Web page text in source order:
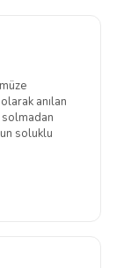
anılan
solmadan
soluklu